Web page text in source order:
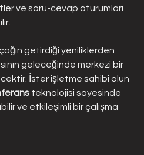
ve soru-cevap oturumları
getirdiği yeniliklerden
geleceğinde merkezi bir
İster işletme sahibi olun
teknolojisi sayesinde
ve etkileşimli bir çalışma